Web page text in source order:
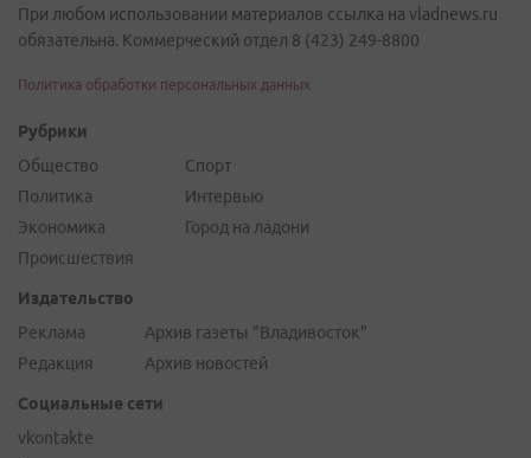
При любом использовании материалов ссылка на vladnews.ru
обязательна. Коммерческий отдел 8 (423) 249-8800
Политика обработки персональных данных
Рубрики
Общество
Политика
Экономика
Происшествия
Спорт
Интервью
Город на ладони
Издательство
Реклама
Редакция
Архив газеты "Владивосток"
Архив новостей
Социальные сети
vkontakte